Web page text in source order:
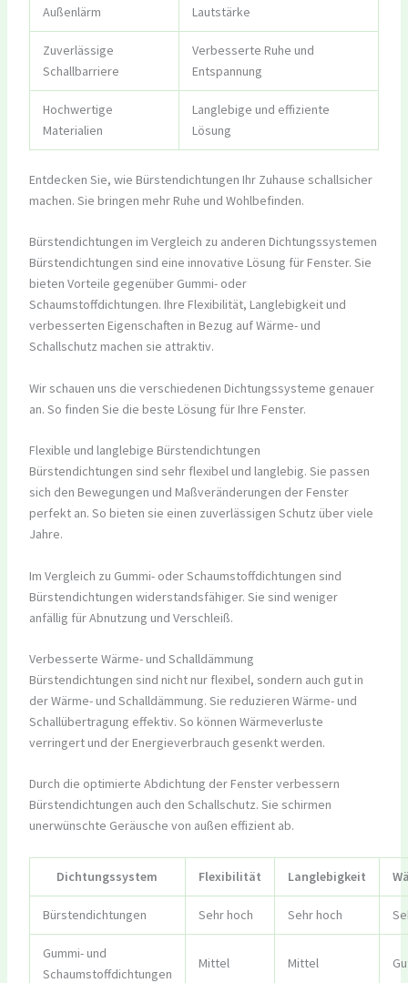
Außenlärm
Lautstärke
Zuverlässige
Schallbarriere
Verbesserte Ruhe und
Entspannung
Hochwertige
Materialien
Langlebige und effiziente
Lösung
Entdecken Sie, wie Bürstendichtungen Ihr Zuhause schallsicher
machen. Sie bringen mehr Ruhe und Wohlbefinden.
Bürstendichtungen im Vergleich zu anderen Dichtungssystemen
Bürstendichtungen sind eine innovative Lösung für Fenster. Sie
bieten Vorteile gegenüber Gummi- oder
Schaumstoffdichtungen. Ihre Flexibilität, Langlebigkeit und
verbesserten Eigenschaften in Bezug auf Wärme- und
Schallschutz machen sie attraktiv.
Wir schauen uns die verschiedenen Dichtungssysteme genauer
an. So finden Sie die beste Lösung für Ihre Fenster.
Flexible und langlebige Bürstendichtungen
Bürstendichtungen sind sehr flexibel und langlebig. Sie passen
sich den Bewegungen und Maßveränderungen der Fenster
perfekt an. So bieten sie einen zuverlässigen Schutz über viele
Jahre.
Im Vergleich zu Gummi- oder Schaumstoffdichtungen sind
Bürstendichtungen widerstandsfähiger. Sie sind weniger
anfällig für Abnutzung und Verschleiß.
Verbesserte Wärme- und Schalldämmung
Bürstendichtungen sind nicht nur flexibel, sondern auch gut in
der Wärme- und Schalldämmung. Sie reduzieren Wärme- und
Schallübertragung effektiv. So können Wärmeverluste
verringert und der Energieverbrauch gesenkt werden.
Durch die optimierte Abdichtung der Fenster verbessern
Bürstendichtungen auch den Schallschutz. Sie schirmen
unerwünschte Geräusche von außen effizient ab.
Dichtungssystem Flexibilität Langlebigkeit
Bürstendichtungen Sehr hoch Sehr hoch
Gummi- und
Schaumstoffdichtungen
Mittel Mittel